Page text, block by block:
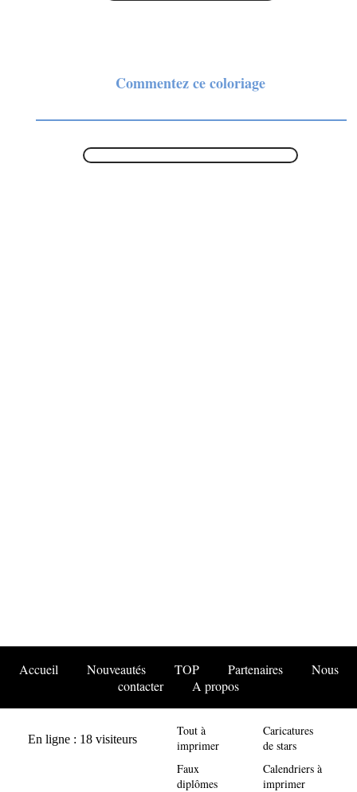
Commentez ce coloriage
Accueil Nouveautés TOP Partenaires
Nous
contacter
A propos
Tout à
imprimer
Faux
diplômes
Caricatures
de stars
Calendriers à
imprimer